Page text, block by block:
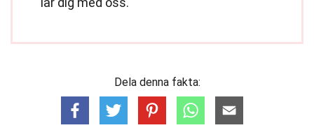
Dela denna fakta: